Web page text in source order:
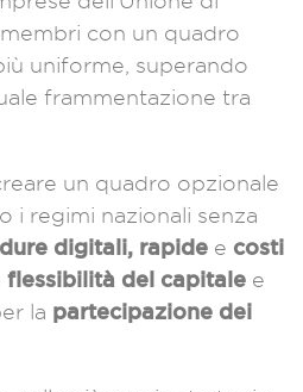
con un quadro
uniforme, superando
frammentazione tra
un quadro opzionale
i regimi nazionali senza
digitali, rapide e costi
flessibilità del capitale e
la partecipazione dei